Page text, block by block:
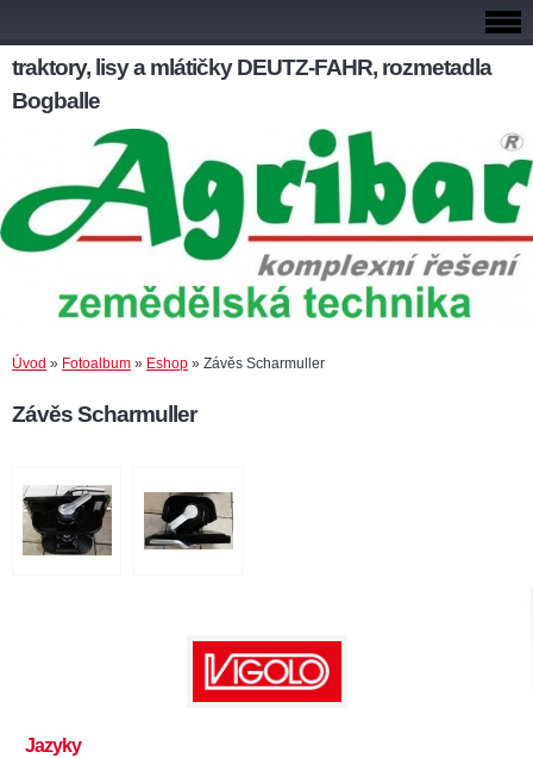
traktory, lisy a mlátičky DEUTZ-FAHR, rozmetadla
Bogballe
Úvod » Fotoalbum » Eshop » Závěs Scharmuller
Závěs Scharmuller
Jazyky